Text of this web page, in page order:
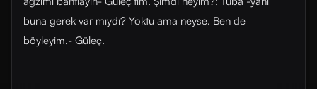
buna gerek var mıydı? Yoktu ama neyse. Ben de
böyleyim.- Güleç.